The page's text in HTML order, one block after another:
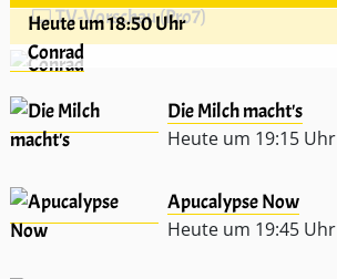
TV-Vorschau (Pro7)
Heute um 18:50 Uhr
Conrad
Die Milch macht's
Heute um 19:15 Uhr
Apucalypse Now
Heute um 19:45 Uhr